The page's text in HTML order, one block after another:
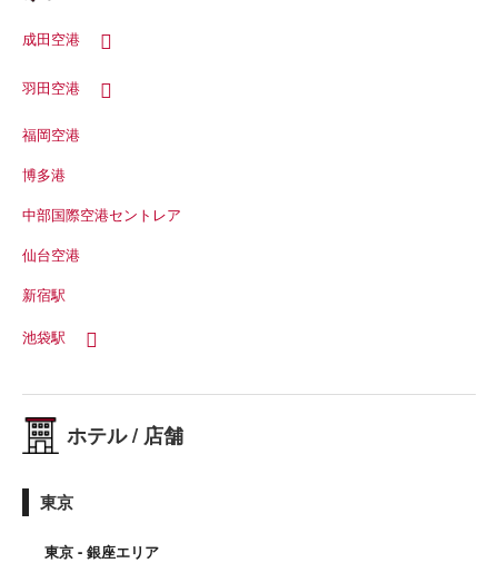
成田空港
羽田空港
福岡空港
博多港
中部国際空港セントレア
仙台空港
新宿駅
池袋駅
ホテル / 店舗
東京
東京 - 銀座エリア